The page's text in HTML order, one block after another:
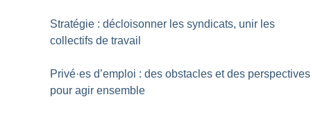
Stratégie : décloisonner les syndicats, unir les
collectifs de travail
Privé·es d’emploi : des obstacles et des perspectives
pour agir ensemble